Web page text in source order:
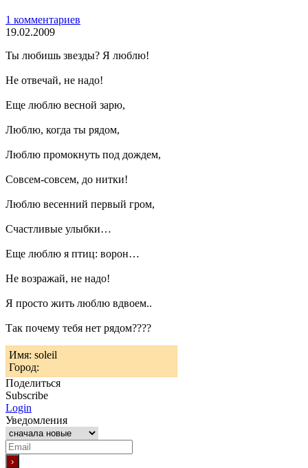
1 комментариев
19.02.2009
Ты любишь звезды? Я люблю!
Не отвечай, не надо!
Еще люблю весной зарю,
Люблю, когда ты рядом,
Люблю промокнуть под дождем,
Совсем-совсем, до нитки!
Люблю весенний первый гром,
Счастливые улыбки…
Еще люблю я птиц: ворон…
Не возражай, не надо!
Я просто жить люблю вдвоем..
Так почему тебя нет рядом????
Имя: soleil
Город:
Поделиться
Subscribe
Login
Уведомления